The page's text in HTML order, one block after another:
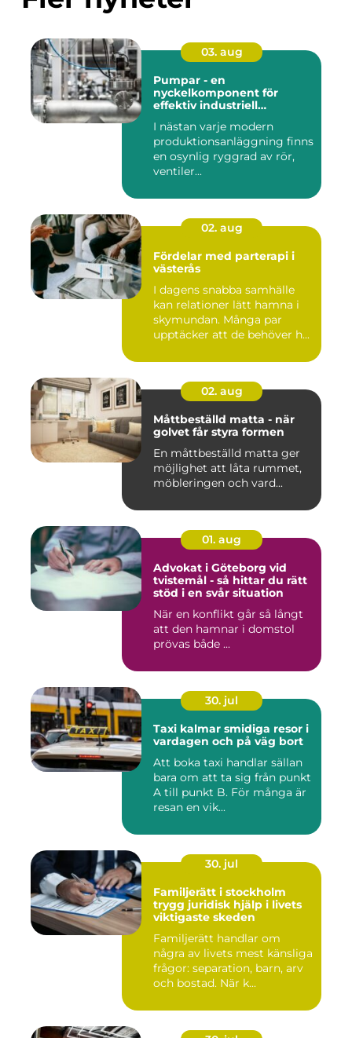
03. aug
Pumpar - en
nyckelkomponent för
effektiv industriell
I nästan varje modern
produktionsanläggning finns
en osynlig ryggrad av rör,
ventiler...
02. aug
Fördelar med parterapi i
västerås
I dagens snabba samhälle
kan relationer lätt hamna i
skymundan. Många par
upptäcker att de behöver h...
02. aug
Måttbeställd matta - när
golvet får styra formen
En måttbeställd matta ger
möjlighet att låta rummet,
möbleringen och vard...
01. aug
Advokat i Göteborg vid
tvistemål - så hittar du rätt
stöd i en svår situation
När en konflikt går så långt
att den hamnar i domstol
prövas både ...
30. jul
Taxi kalmar smidiga resor i
vardagen och på väg bort
Att boka taxi handlar sällan
bara om att ta sig från punkt
A till punkt B. För många är
resan en vik...
30. jul
Familjerätt i stockholm
trygg juridisk hjälp i livets
viktigaste skeden
Familjerätt handlar om
några av livets mest känsliga
frågor: separation, barn, arv
och bostad. När k...